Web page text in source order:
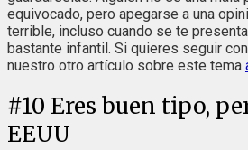
equivocado, pero apegarse a una
terrible, incluso cuando se te
bastante infantil. Si quieres seguir
nuestro otro artículo sobre este tema
#10 Eres buen tipo,
EEUU